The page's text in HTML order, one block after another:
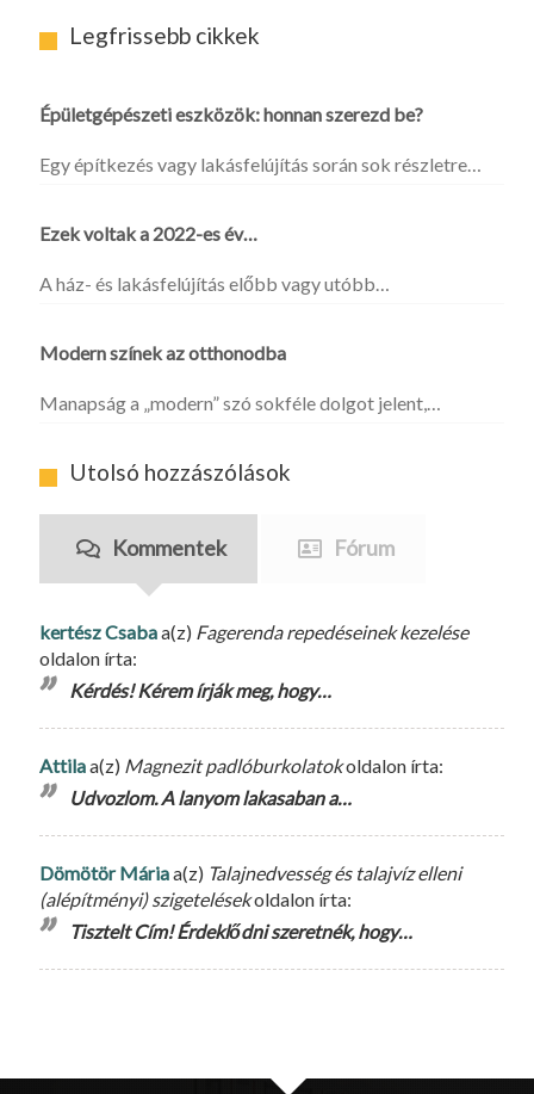
Legfrissebb cikkek
Épületgépészeti eszközök: honnan szerezd be?
Egy építkezés vagy lakásfelújítás során sok részletre…
Ezek voltak a 2022-es év…
A ház- és lakásfelújítás előbb vagy utóbb…
Modern színek az otthonodba
Manapság a „modern” szó sokféle dolgot jelent,…
Utolsó hozzászólások
Kommentek Fórum
kertész Csabaa(z) Fagerenda repedéseinek kezelése
oldalon írta:
Kérdés! Kérem írják meg, hogy…
Attilaa(z) Magnezit padlóburkolatokoldalon írta:
Udvozlom. A lanyom lakasaban a…
Dömötör Máriaa(z) Talajnedvesség és talajvíz elleni
(alépítményi) szigetelésekoldalon írta:
Tisztelt Cím! Érdeklődni szeretnék, hogy…